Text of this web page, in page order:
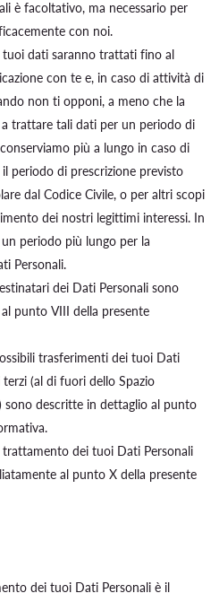
è facoltativo, ma necessario per
con noi.
tuoi dati saranno trattati fino al
con te e, in caso di attività di
non ti opponi, a meno che la
trattare tali dati per un periodo di
più a lungo in caso di
periodo di prescrizione previsto
dal Codice Civile, o per altri scopi
dei nostri legittimi interessi. In
periodo più lungo per la
Personali.
dei Dati Personali sono
punto VIII della presente
trasferimenti dei tuoi Dati
terzi (al di fuori dello Spazio
sono descritte in dettaglio al punto
dei tuoi Dati Personali
al punto X della presente
dei tuoi Dati Personali è il